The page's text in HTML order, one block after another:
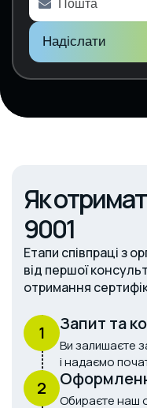
Надіслати
e
Як
9001
Етапи співпраці з
від першої
отримання
1 Запит та
Ви залишаєте
і надаємо
2
Обираєте наш